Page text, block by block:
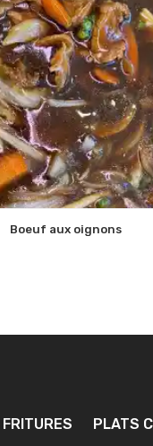
Boeuf aux oignons
PLATS